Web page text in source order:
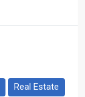
Real Estate